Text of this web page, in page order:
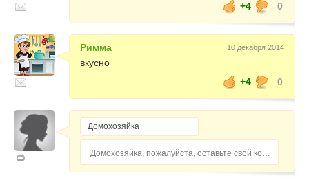
+4
0
Римма 10 декабря 2014
вкусно
+4
0